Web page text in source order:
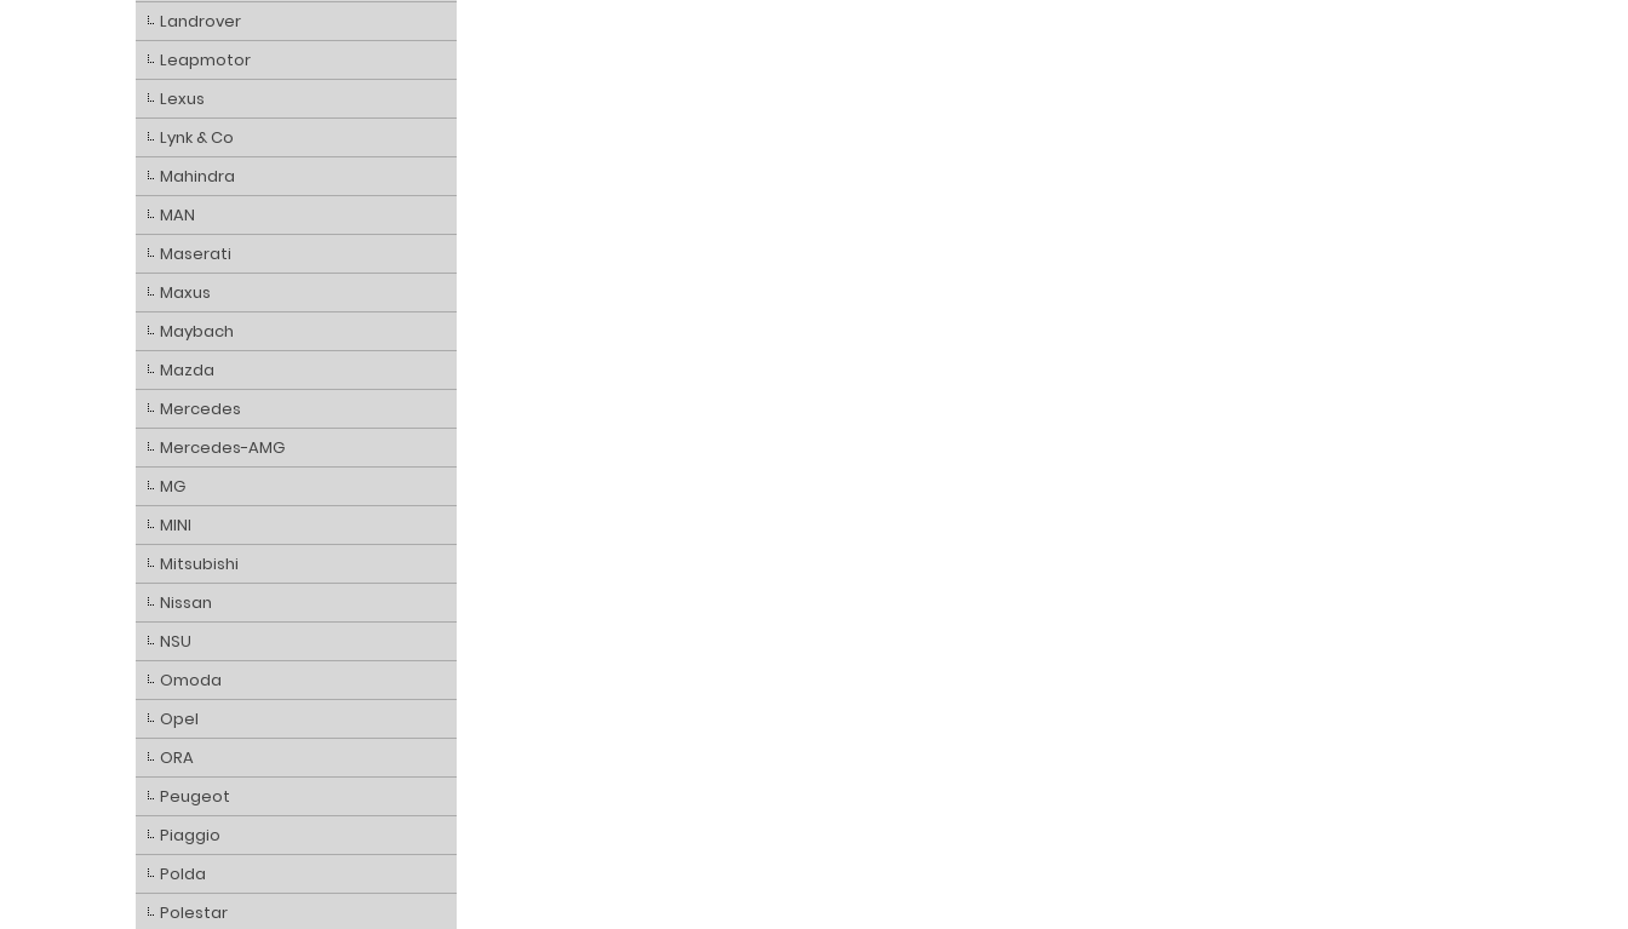
Landrover
Leapmotor
Lexus
Lynk & Co
Mahindra
MAN
Maserati
Maxus
Maybach
Mazda
Mercedes
Mercedes-AMG
MG
MINI
Mitsubishi
Nissan
NSU
Omoda
Opel
ORA
Peugeot
Piaggio
Polda
Polestar